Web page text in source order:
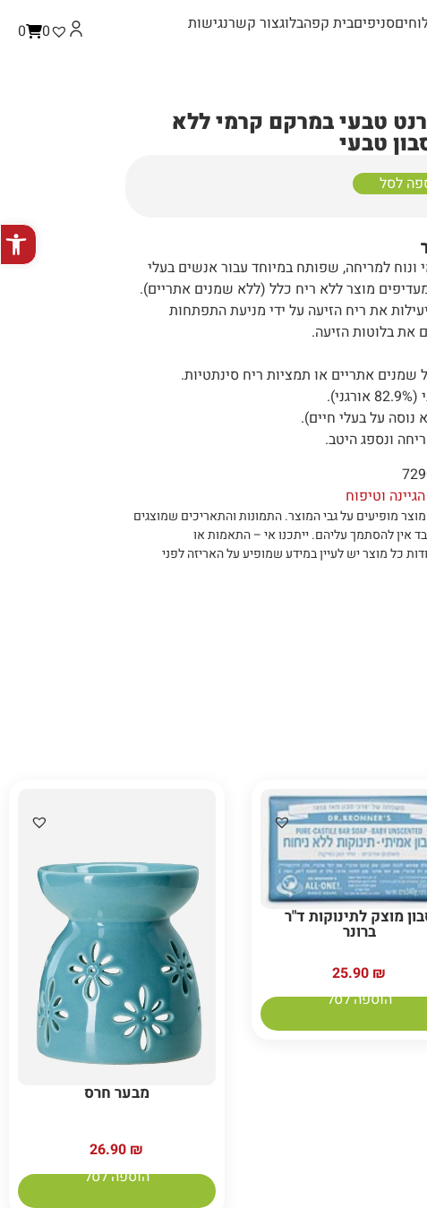
פתח
0 0 סניפיםבית קפהבלוגצור קשרנגישות
טבעי במרקם קרמי ללא
טבעי
לסל
ונוח למריחה, שפותח במיוחד עבור אנשים בעלי
מוצר ללא ריח כלל (ללא שמנים אתריים).
את ריח הזיעה על ידי מניעת התפתחות
את בלוטות הזיעה.
שמנים אתריים או תמציות ריח סינתטיות.
נוסה על בעלי חיים).
ונספג היטב.
הגיינה וטיפוח
מופיעים על גבי המוצר.התמונות והתאריכים שמוצגים
אין להסתמך עליהם.ייתכנו אי – התאמות או
כל מוצר יש לעיין במידע שמופיע על האריזה לפני
מוצק לתינוקות ד"ר
ברונר
25.90 ₪
הוספה לסל
מבער חרס
26.90 ₪
הוספה לסל